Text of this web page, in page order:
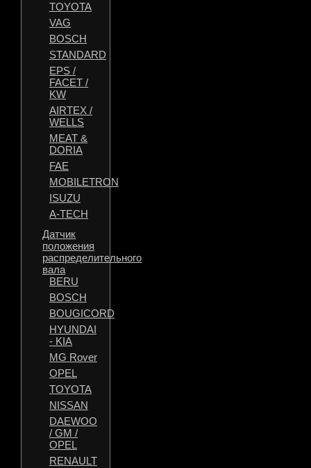
TOYOTA
VAG
BOSCH
STANDARD
EPS /
FACET /
KW
AIRTEX /
WELLS
MEAT &
DORIA
FAE
MOBILETRON
ISUZU
A-TECH
Датчик
положения
распределительного
вала
BERU
BOSCH
BOUGICORD
HYUNDAI
- KIA
MG Rover
OPEL
TOYOTA
NISSAN
DAEWOO
/ GM /
OPEL
RENAULT